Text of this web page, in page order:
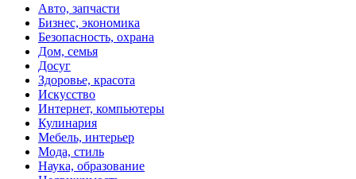
Авто, запчасти
Бизнес, экономика
Безопасность, охрана
Дом, семья
Досуг
Здоровье, красота
Искусство
Интернет, компьютеры
Кулинария
Мебель, интерьер
Мода, стиль
Наука, образование